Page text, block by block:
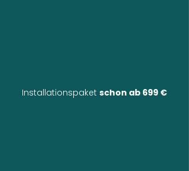
Installationspaket schon ab 699 €